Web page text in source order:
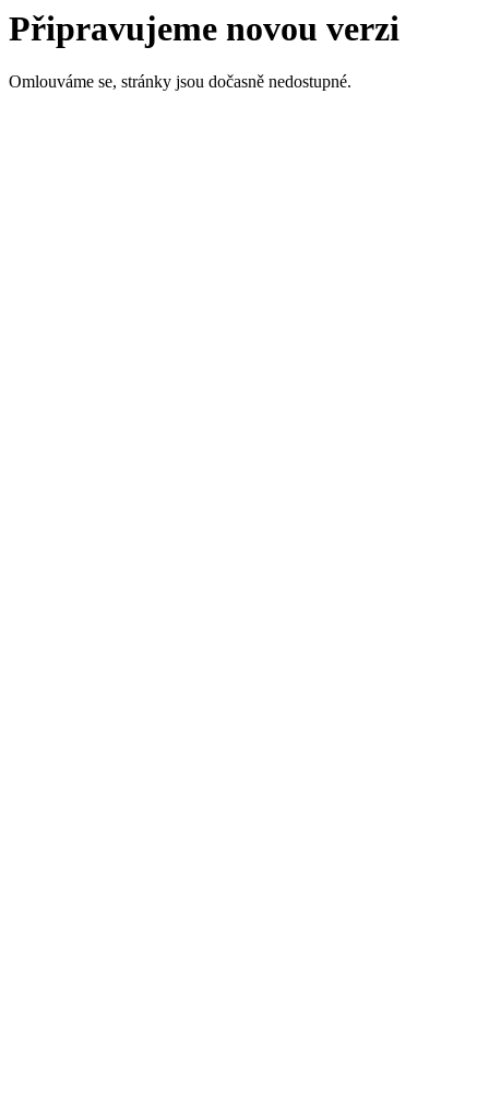
Připravujeme novou verzi
Omlouváme se, stránky jsou dočasně nedostupné.